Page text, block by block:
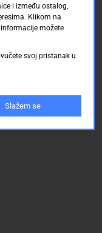
i između ostalog,
Klikom na
možete
svoj pristanak u
Slažem se